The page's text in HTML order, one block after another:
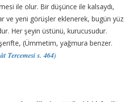
ile olur. Bir düşünce ile kalsaydı,
ve yeni görüşler eklenerek, bugün yüz
Her şeyin üstünü, kurucusudur.
(Ümmetim, yağmura benzer.
Tercemesi s. 464)